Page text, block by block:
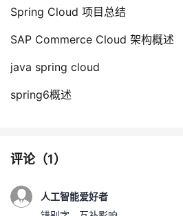
Spring Cloud 项目总结
SAP Commerce Cloud 架构概述
java spring cloud
spring6概述
评论（1）
人工智能爱好者